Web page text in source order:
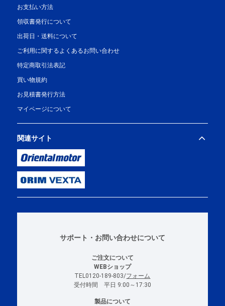
お支払い方法
領収書発行について
出荷日・送料について
ご利用に関するよくあるお問い合わせ
特定商取引法表記
買い物規約
お見積書発行方法
マイページについて
関連サイト
サポート・お問い合わせについて
ご注文について
WEBショップ
TEL0120-189-803/フォーム
受付時間 平日 9:00～17:30
製品について